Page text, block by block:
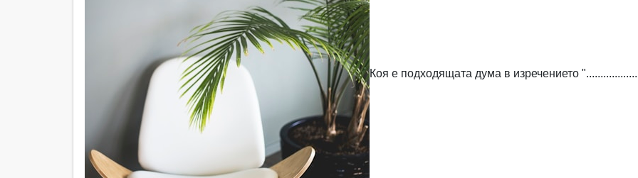
Коя е подходящата дума в изречението